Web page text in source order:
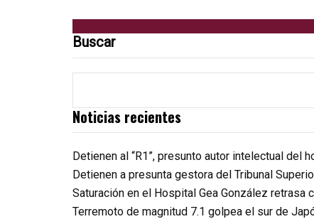
Buscar
Noticias recientes
Detienen al “R1”, presunto autor intelectual del
Detienen a presunta gestora del Tribunal
Saturación en el Hospital Gea González
Terremoto de magnitud 7.1 golpea el sur de